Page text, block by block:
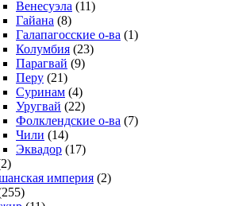
Венесуэла (11)
Гайана (8)
Галапагосские о-ва (1)
Колумбия (23)
Парагвай (9)
Перу (21)
Суринам (4)
Уругвай (22)
Фолклендские о-ва (7)
Чили (14)
Эквадор (17)
империя (2)